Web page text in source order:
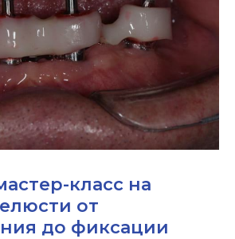
класс на
от
до фиксации